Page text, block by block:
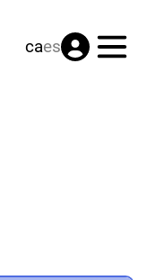
caes Menú